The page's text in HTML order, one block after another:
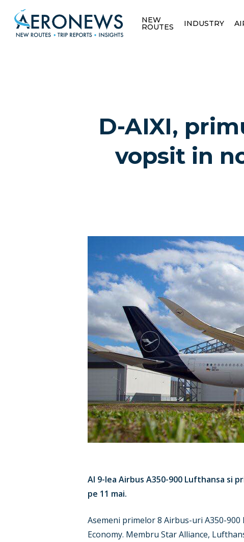
NEW
ROUTES INDUSTRY
D-AIXI,
vopsit in
Al 9-lea Airbus A350-900 Lufthansa si
pe 11 mai.
Asemeni primelor 8 Airbus-uri A350-900
Economy. Membru Star Alliance,